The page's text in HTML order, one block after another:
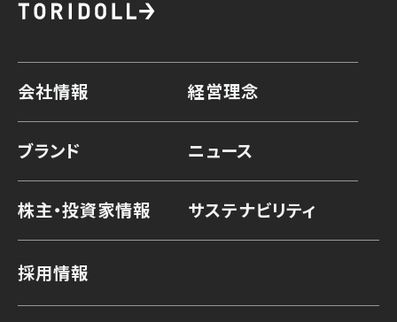
会社情報 経営理念
ブランド ニュース
株主・投資家情報 サステナビリティ
採用情報